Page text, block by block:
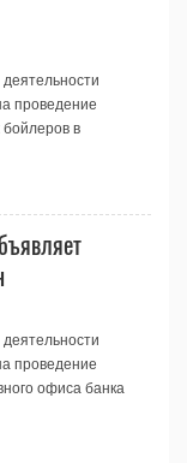
проведение
бойлеров в
проведение
офиса банка